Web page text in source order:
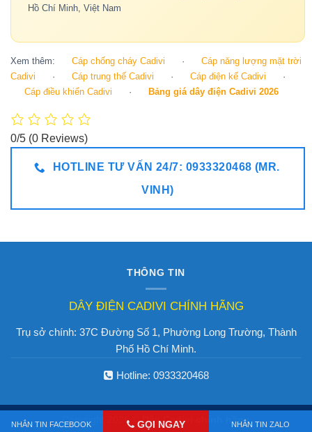
Hồ Chí Minh, Việt Nam
Xem thêm: Cáp chống cháy Cadivi ·
Cáp năng lượng mặt trời
Cadivi
· Cáp trung thế Cadivi · Cáp điện kế Cadivi
·
Cáp điều khiển Cadivi
· Bảng giá dây điện Cadivi 2026
0/5 (0 Reviews)
HOTLINE TƯ VẤN 24/7: 0933320468 (MR.
VINH)
THÔNG TIN
DÂY ĐIỆN CADIVI CHÍNH HÃNG
Trụ sở chính: 37C Đường Số 1, Phường Long Trường, Thành
Phố Hồ Chí Minh.
Hotline: 0933320468
Copyright 2026 ©Dây Cadivi chính hãng
NHẮN TIN FACEBOOK GỌI NGAY NHẮN TIN ZALO